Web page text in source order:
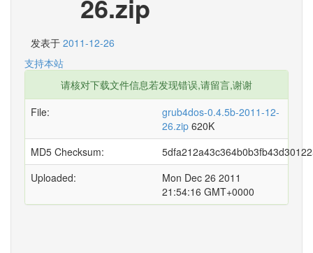
26.zip
发表于 2011-12-26
支持本站
请核对下载文件信息若发现错误,请留言,谢谢
File:
grub4dos-0.4.5b-2011-12-
26.zip 620K
MD5 Checksum:
Uploaded:
Mon Dec 26 2011
21:54:16 GMT+0000